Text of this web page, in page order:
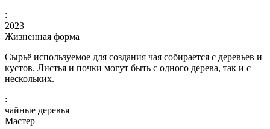
:
2023
Жизненная форма
Сырьё используемое для создания чая собирается с деревьев и
кустов. Листья и почки могут быть с одного дерева, так и с
нескольких.
:
чайные деревья
Мастер